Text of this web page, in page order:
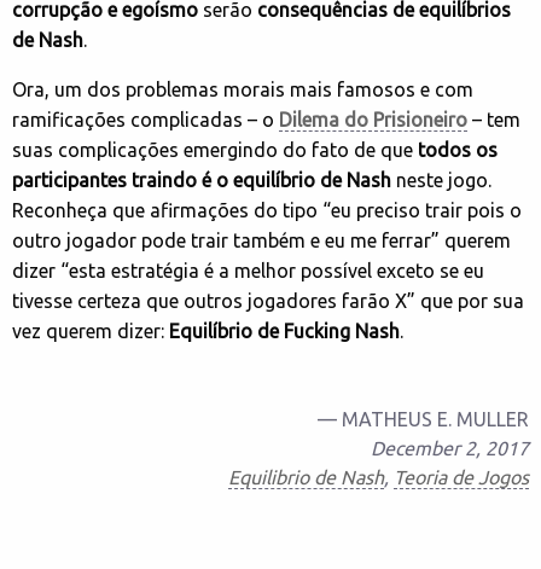
corrupção e egoísmo serão consequências de equilíbrios
de Nash.
Ora, um dos problemas morais mais famosos e com
ramificações complicadas – o Dilema do Prisioneiro – tem
suas complicações emergindo do fato de que todos os
participantes traindo é o equilíbrio de Nash neste jogo.
Reconheça que afirmações do tipo “eu preciso trair pois o
outro jogador pode trair também e eu me ferrar” querem
dizer “esta estratégia é a melhor possível exceto se eu
tivesse certeza que outros jogadores farão X” que por sua
vez querem dizer: Equilíbrio de Fucking Nash.
— MATHEUS E. MULLER
December 2, 2017
Equilibrio de Nash, Teoria de Jogos